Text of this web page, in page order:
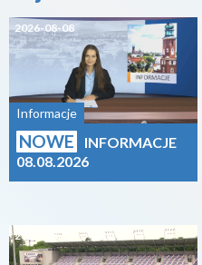
2026-08-08
Informacje
NOWE
INFORMACJE
08.08.2026
2026-08-07